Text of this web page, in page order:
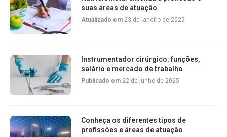
suas áreas de atuação
Atualizado em 23 de janeiro de 2025
Instrumentador cirúrgico: funções,
salário e mercado de trabalho
Publicado em 22 de junho de 2025
Conheça os diferentes tipos de
profissões e áreas de atuação